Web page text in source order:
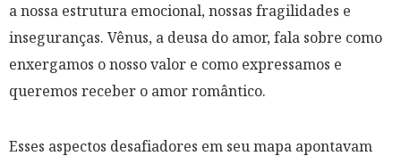
a nossa estrutura emocional, nossas fragilidades e
inseguranças. Vênus, a deusa do amor, fala sobre como
enxergamos o nosso valor e como expressamos e
queremos receber o amor romântico.
Esses aspectos desafiadores em seu mapa apontavam